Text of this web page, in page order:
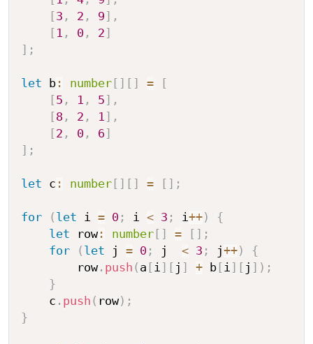
3 , 2 , 9
,
1 , 0, 2
;
let b: number[ =
5 , 1 , 5
,
8, 2 , 1
,
2 , 0, 6
;
let c : number[ = ;
for ( let i = 0; i < 3 ; i++)
{
let row: number[ =
;
for
( let j = 0; j < 3 ; j++)
{
        row
. push ( a i j + b[ i j ) ;
}
    c
. push ( row) ;
}